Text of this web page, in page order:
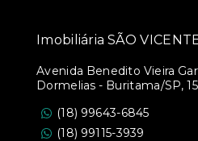
Imobiliária SÃO
Avenida Benedito Vieira
Dormelias - Buritama/SP,
(18) 99643-6845
(18) 99115-3939